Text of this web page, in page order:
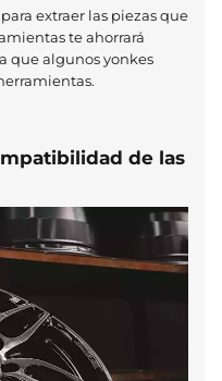
extraer las piezas que
te ahorrará
que algunos yonkes
de las